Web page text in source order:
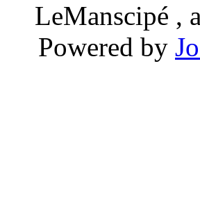
LeManscipé ,
Powered by